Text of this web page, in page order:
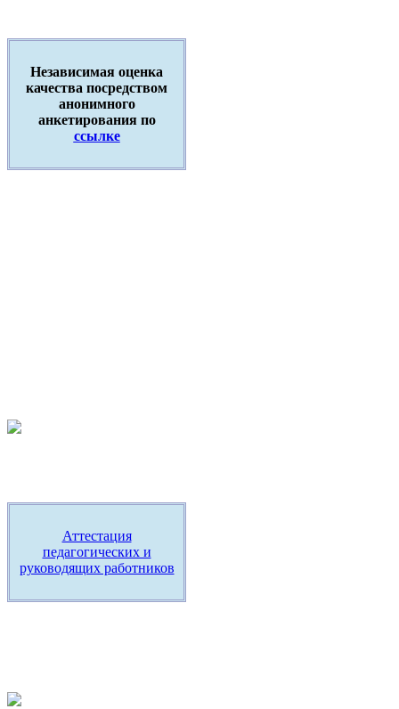
Независимая оценка
качества посредством
анонимного
анкетирования по
ссылке
Аттестация
педагогических и
руководящих работников